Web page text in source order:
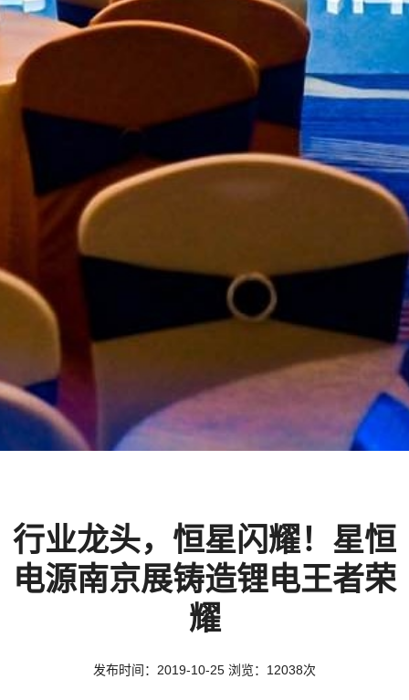
行业龙头，恒星闪耀！星恒
电源南京展铸造锂电王者荣
耀
发布时间：2019-10-25 浏览：12038次